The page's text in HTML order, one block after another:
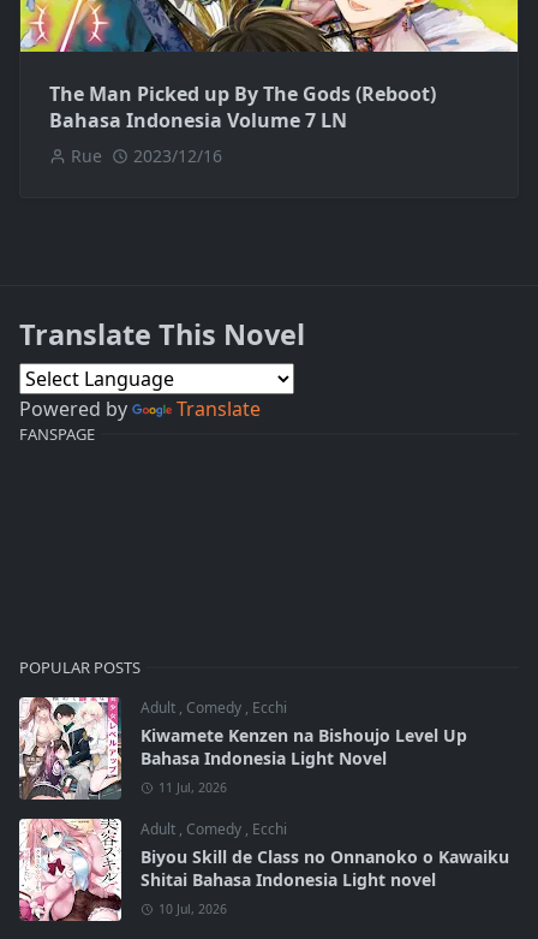
The Man Picked up By The Gods (Reboot)
Bahasa Indonesia Volume 7 LN
Rue 2023/12/16
Translate This Novel
Powered by Translate
FANSPAGE
POPULAR POSTS
Adult , Comedy , Ecchi
Kiwamete Kenzen na Bishoujo Level Up
Bahasa Indonesia Light Novel
11 Jul, 2026
Adult , Comedy , Ecchi
Biyou Skill de Class no Onnanoko o Kawaiku
Shitai Bahasa Indonesia Light novel
10 Jul, 2026